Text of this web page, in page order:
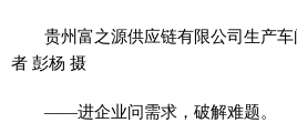
贵州富之源供应链有限公司生产
者 彭杨 摄
——进企业问需求，破解难题。